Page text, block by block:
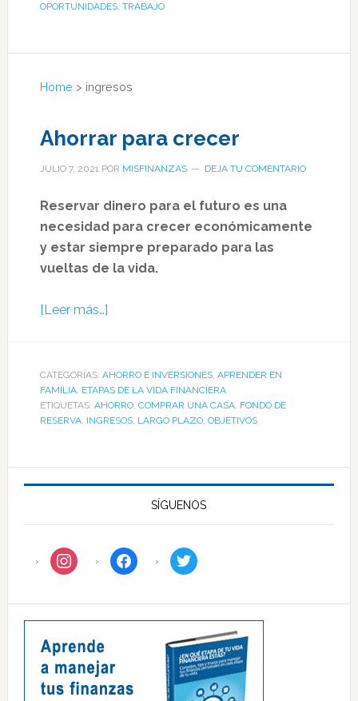
OPORTUNIDADES, TRABAJO
Home > ingresos
Ahorrar para crecer
JULIO 7, 2021POR MISFINANZAS DEJA TU COMENTARIO
Reservar dinero para el futuro es una
necesidad para crecer económicamente
y estar siempre preparado para las
vueltas de la vida.
[Leer más…]
CATEGORÍAS: AHORRO E INVERSIONES, APRENDER EN
FAMILIA, ETAPAS DE LA VIDA FINANCIERA
ETIQUETAS: AHORRO, COMPRAR UNA CASA, FONDO DE
RESERVA, INGRESOS, LARGO PLAZO, OBJETIVOS
SÍGUENOS
instagram facebook twitter